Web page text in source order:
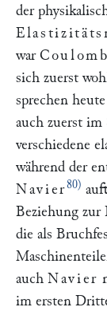
der
war Coulomb
sich zuerst
sprechen
auch zuerst im
verschiedene
während der
Navier80)
Beziehung zur
die als
auch Navier
im ersten